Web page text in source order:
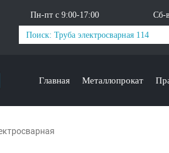
Пн-пт с 9:00-17:00 Сб-
Главная Металлопрокат